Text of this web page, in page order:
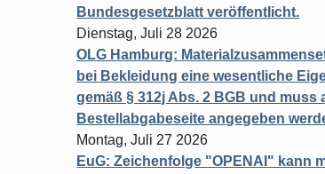
Bundesgesetzblatt veröffentlicht.
Dienstag, Juli 28 2026
OLG Hamburg:
bei Bekleidung eine wesentliche
gemäß § 312j Abs. 2 BGB und muss
Bestellabgabeseite angegeben
Montag, Juli 27 2026
EuG: Zeichenfolge "OPENAI" kann